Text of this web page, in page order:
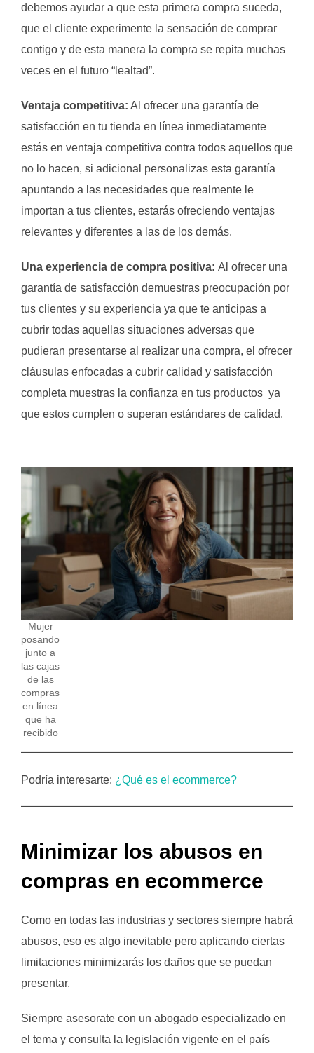
debemos ayudar a que esta primera compra suceda,
que el cliente experimente la sensación de comprar
contigo y de esta manera la compra se repita muchas
veces en el futuro “lealtad”.
Ventaja competitiva: Al ofrecer una garantía de
satisfacción en tu tienda en línea inmediatamente
estás en ventaja competitiva contra todos aquellos que
no lo hacen, si adicional personalizas esta garantía
apuntando a las necesidades que realmente le
importan a tus clientes, estarás ofreciendo ventajas
relevantes y diferentes a las de los demás.
Una experiencia de compra positiva: Al ofrecer una
garantía de satisfacción demuestras preocupación por
tus clientes y su experiencia ya que te anticipas a
cubrir todas aquellas situaciones adversas que
pudieran presentarse al realizar una compra, el ofrecer
cláusulas enfocadas a cubrir calidad y satisfacción
completa muestras la confianza en tus productos ya
que estos cumplen o superan estándares de calidad.
Mujer
posando
junto a
las cajas
de las
compras
en línea
que ha
recibido
Podría interesarte: ¿Qué es el ecommerce?
Minimizar los abusos en
compras en ecommerce
Como en todas las industrias y sectores siempre habrá
abusos, eso es algo inevitable pero aplicando ciertas
limitaciones minimizarás los daños que se puedan
presentar.
Siempre asesorate con un abogado especializado en
el tema y consulta la legislación vigente en el país